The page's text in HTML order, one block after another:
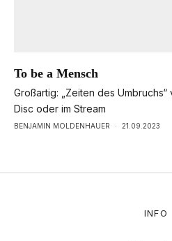
To be a Mensch
Großartig: „Zeiten des
Disc oder im Stream
BENJAMIN MOLDENHAUER · 21.09.2023
INFO